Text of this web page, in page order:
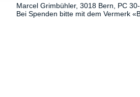
Marcel Grimbühler, 3018 Bern, PC
Bei Spenden bitte mit dem Vermerk